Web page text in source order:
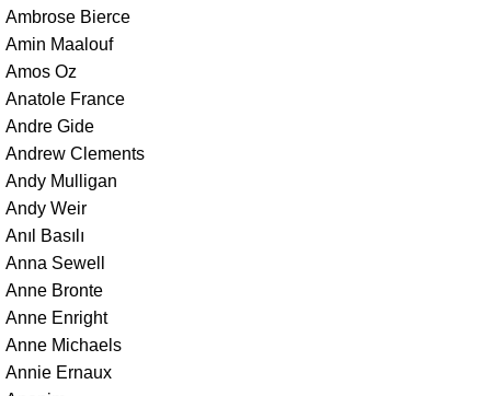
Ambrose Bierce
Amin Maalouf
Amos Oz
Anatole France
Andre Gide
Andrew Clements
Andy Mulligan
Andy Weir
Anıl Basılı
Anna Sewell
Anne Bronte
Anne Enright
Anne Michaels
Annie Ernaux